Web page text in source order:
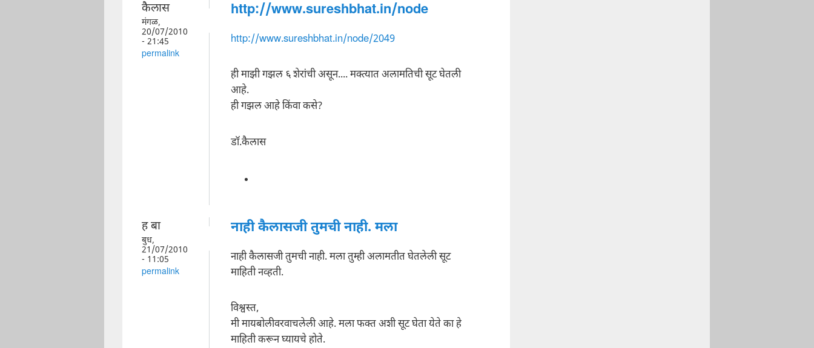
कैलास
मंगळ,
20/07/2010
- 21:45
permalink
http://www.sureshbhat.in/node
http://www.sureshbhat.in/node/2049
ही माझी गझल ६ शेरांची असून.... मक्त्यात अलामतिची सूट घेतली
आहे.
ही गझल आहे किंवा कसे?
डॉ.कैलास
ह बा
बुध,
21/07/2010
- 11:05
permalink
नाही कैलासजी तुमची नाही. मला
नाही कैलासजी तुमची नाही. मला तुम्ही अलामतीत घेतलेली सूट
माहिती नव्हती.
विश्वस्त,
मी मायबोलीवरवाचलेली आहे. मला फक्त अशी सूट घेता येते का हे
माहिती करून घ्यायचे होते.